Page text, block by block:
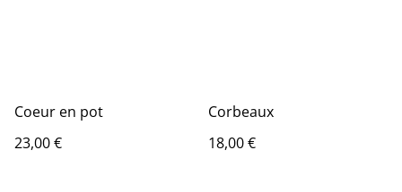
Coeur en pot
23,00 €
Corbeaux
18,00 €